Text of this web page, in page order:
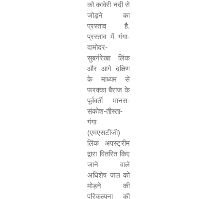
को कावेरी नदी से
जोड़ने का
प्रस्ताव है.
प्रस्ताव में गंगा-
दामोदर-
सुबर्नरेखा लिंक
और आगे दक्षिण
के माध्यम से
फरक्का बैराज के
पूर्ववर्ती मानस-
संकोश-तीस्ता-
गंगा
(एमएसटीजी)
लिंक अपस्ट्रीम
द्वारा वितरित किए
जाने वाले
अधिशेष जल को
मोड़ने की
परिकल्पना की